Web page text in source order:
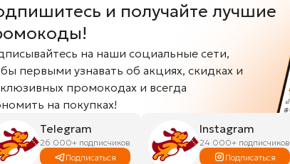
и получайте лучшие
на наши социальные сети,
первыми узнавать об акциях, скидках и
промокодах и всегда
на покупках!
Telegram
26 000+ подписчиков
Подписаться
Instagram
24 000+ подписчиков
Подписаться